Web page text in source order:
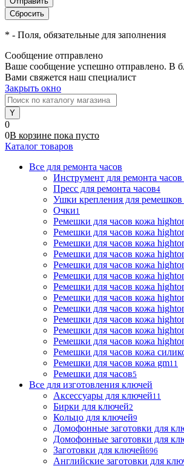
* - Поля, обязательные для заполнения
Сообщение отправлено
Ваше сообщение успешно отправлено. В
Вами свяжется наш специалист
Закрыть окно
0
0В корзине пока пусто
Каталог товаров
Все для ремонта часов
Инструмент для ремонта часов
Пресс для ремонта часов4
Ушки крепления для ремешков
Очки1
Ремешки для часов кожа
Ремешки для часов кожа
Ремешки для часов кожа
Ремешки для часов кожа
Ремешки для часов кожа
Ремешки для часов кожа
Ремешки для часов кожа
Ремешки для часов кожа
Ремешки для часов кожа
Ремешки для часов кожа
Ремешки для часов кожа
Ремешки для часов кожа
Ремешки для часов кожа
Ремешки для часов кожа gm11
Ремешки для часов5
Все для изготовления ключей
Аксессуары для ключей11
Бирки для ключей2
Кольцо для ключей9
Домофонные заготовки для
Домофонные заготовки для
Заготовки для ключей696
Английские заготовки для